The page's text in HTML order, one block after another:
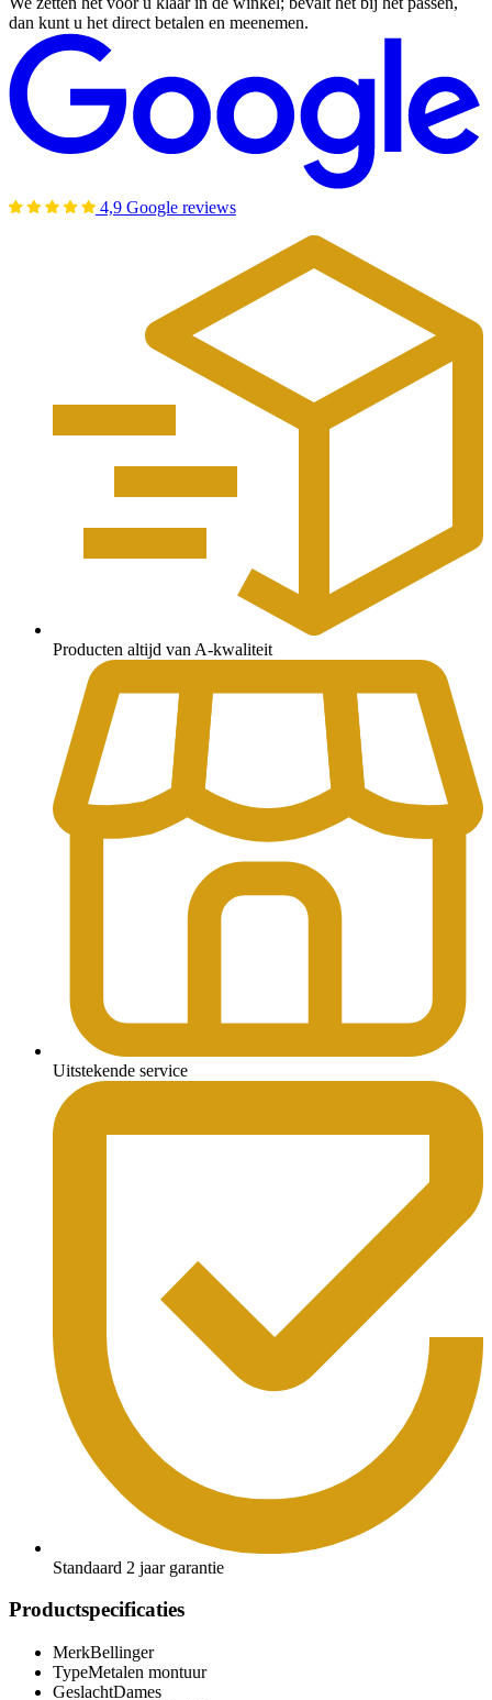
dan kunt u het direct betalen en meenemen.
4,9 Google reviews
Producten altijd van A-kwaliteit
Uitstekende service
Standaard 2 jaar garantie
Productspecificaties
MerkBellinger
TypeMetalen montuur
GeslachtDames